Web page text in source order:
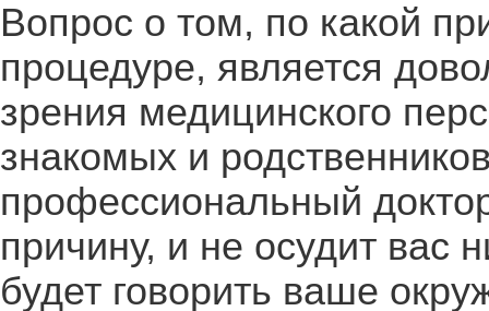
Вопрос о том, по какой
процедуре, является
зрения медицинского
знакомых и
профессиональный
причину, и не осудит вас
будет говорить ваше